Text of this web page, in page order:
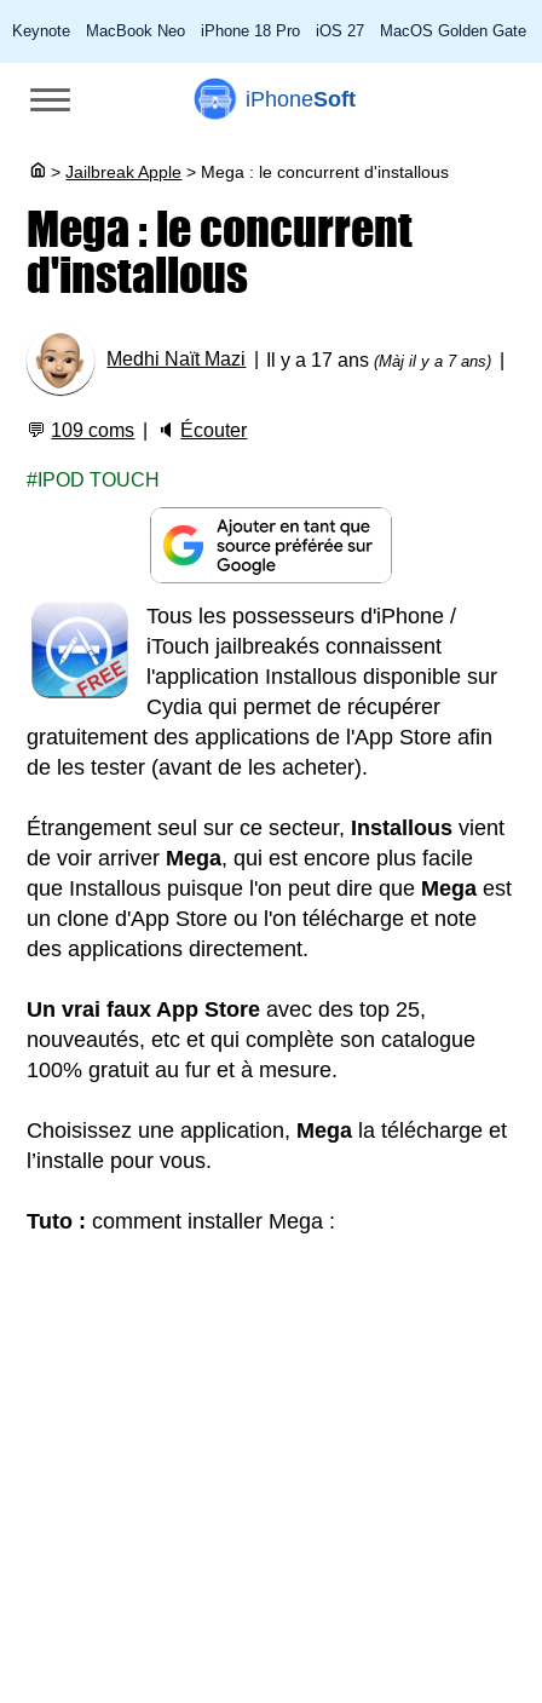
Keynote MacBook Neo iPhone 18 Pro iOS 27 MacOS Golden Gate
iPhoneSoft
> Jailbreak Apple > Mega : le concurrent d'installous
Mega : le concurrent
d'installous
Medhi Naït Mazi Il y a 17 ans(Màj il y a 7 ans)
💬 109 coms 🔈 Écouter
IPOD TOUCH
Tous les possesseurs d'iPhone /
iTouch jailbreakés connaissent
l'application Installous disponible sur
Cydia qui permet de récupérer
gratuitement des applications de l'App Store afin
de les tester (avant de les acheter).
Étrangement seul sur ce secteur, Installous vient
de voir arriver Mega, qui est encore plus facile
que Installous puisque l'on peut dire que Mega est
un clone d'App Store ou l'on télécharge et note
des applications directement.
Un vrai faux App Store avec des top 25,
nouveautés, etc et qui complète son catalogue
100% gratuit au fur et à mesure.
Choisissez une application, Mega la télécharge et
l’installe pour vous.
Tuto : comment installer Mega :